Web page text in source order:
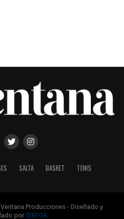
SALTA BASKET TENIS
Producciones - Diseñado y
por ZIXFOX